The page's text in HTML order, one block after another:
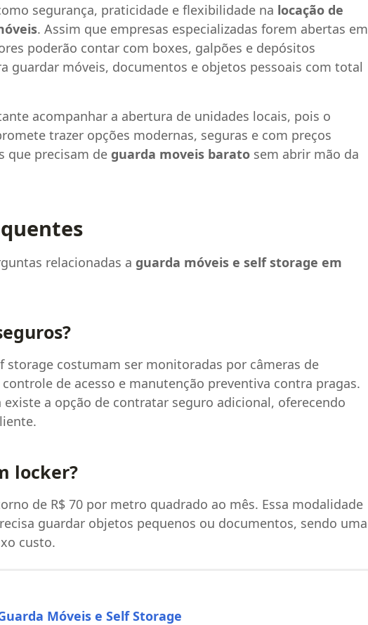
segurança, praticidade e flexibilidade na locação de
. Assim que empresas especializadas forem abertas em
poderão contar com boxes, galpões e depósitos
guardar móveis, documentos e objetos pessoais com total
acompanhar a abertura de unidades locais, pois o
trazer opções modernas, seguras e com preços
que precisam de guarda moveis barato sem abrir mão da
relacionadas a guarda móveis e self storage em
storage costumam ser monitoradas por câmeras de
de acesso e manutenção preventiva contra pragas.
a opção de contratar seguro adicional, oferecendo
locker?
de R$ 70 por metro quadrado ao mês. Essa modalidade
guardar objetos pequenos ou documentos, sendo uma
custo.
Móveis e Self Storage